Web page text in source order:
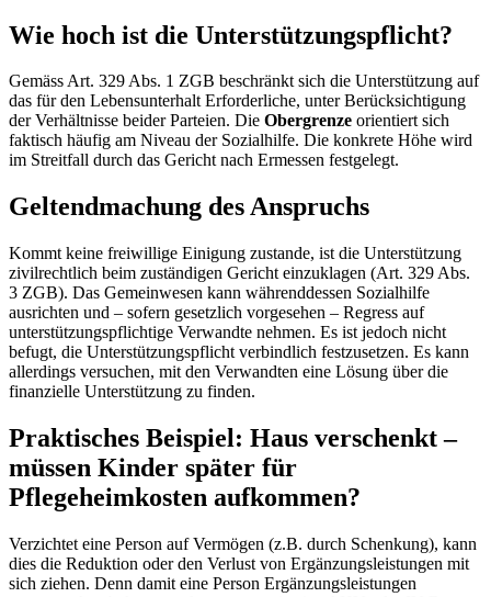
Wie hoch ist die Unterstützungspflicht?
Gemäss Art. 329 Abs. 1 ZGB beschränkt sich die Unterstützung auf
das für den Lebensunterhalt Erforderliche, unter Berücksichtigung
der Verhältnisse beider Parteien. Die Obergrenze orientiert sich
faktisch häufig am Niveau der Sozialhilfe. Die konkrete Höhe wird
im Streitfall durch das Gericht nach Ermessen festgelegt.
Geltendmachung des Anspruchs
Kommt keine freiwillige Einigung zustande, ist die Unterstützung
zivilrechtlich beim zuständigen Gericht einzuklagen (Art. 329 Abs.
3 ZGB). Das Gemeinwesen kann währenddessen Sozialhilfe
ausrichten und – sofern gesetzlich vorgesehen – Regress auf
unterstützungspflichtige Verwandte nehmen. Es ist jedoch nicht
befugt, die Unterstützungspflicht verbindlich festzusetzen. Es kann
allerdings versuchen, mit den Verwandten eine Lösung über die
finanzielle Unterstützung zu finden.
Praktisches Beispiel: Haus verschenkt –
müssen Kinder später für
Pflegeheimkosten aufkommen?
Verzichtet eine Person auf Vermögen (z.B. durch Schenkung), kann
dies die Reduktion oder den Verlust von Ergänzungsleistungen mit
sich ziehen. Denn damit eine Person Ergänzungsleistungen